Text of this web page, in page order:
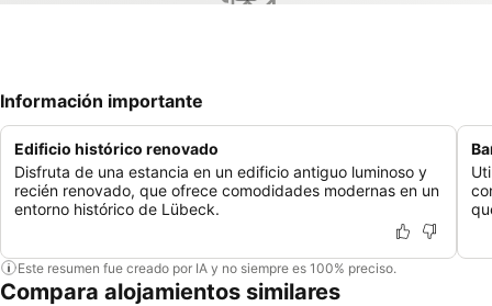
Información importante
Edificio histórico renovado
Disfruta de una estancia en un edificio antiguo luminoso y
recién renovado, que ofrece comodidades modernas en un
entorno histórico de Lübeck.
Este resumen fue creado por IA y no siempre es 100% preciso.
Compara alojamientos similares